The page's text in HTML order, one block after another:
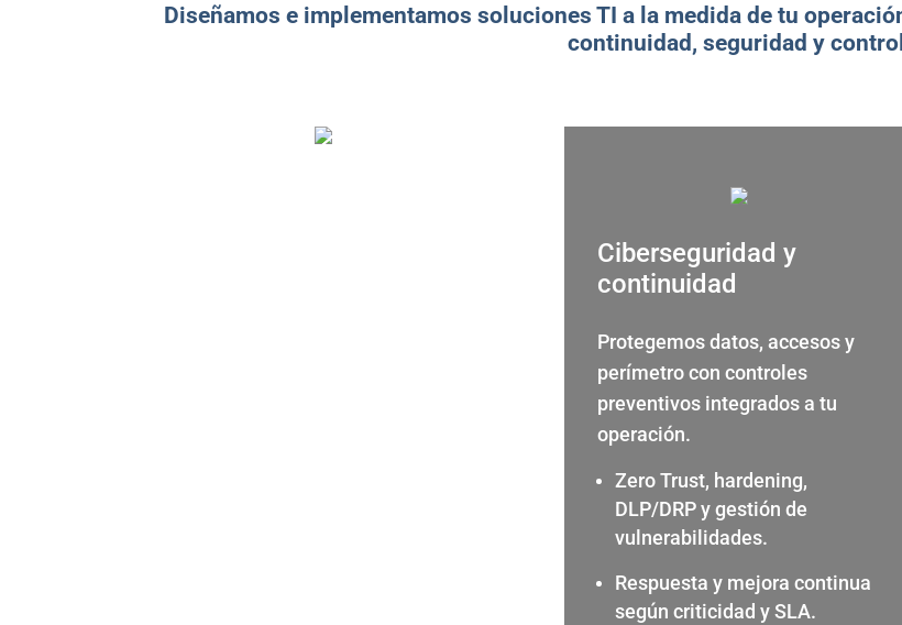
Diseñamos e implementamos soluciones TI a la medida de tu
continuidad, seguridad y
Ciberseguridad y
continuidad
Protegemos datos, accesos y
perímetro con controles
preventivos integrados a tu
operación.
Zero Trust, hardening,
DLP/DRP y gestión de
vulnerabilidades.
Respuesta y mejora continua
según criticidad y SLA.